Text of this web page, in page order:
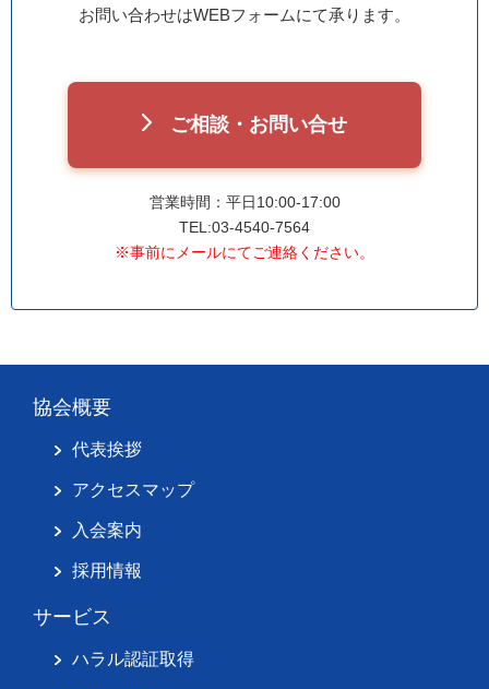
お問い合わせはWEBフォームにて承ります。
ご相談・お問い合せ
営業時間：平日10:00-17:00
TEL:03-4540-7564
※事前にメールにてご連絡ください。
協会概要
代表挨拶
アクセスマップ
入会案内
採用情報
サービス
ハラル認証取得